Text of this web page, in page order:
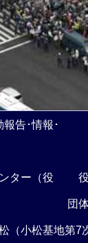
報告･情報･
ター（役 役
団
（小松基地第7